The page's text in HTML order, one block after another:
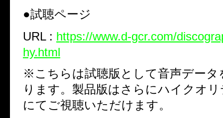
●試聴ページ
URL : https://www.d-gcr.com/
hy.html
※こちらは試聴版として音声データ
ります。製品版はさらにハイクオ
にてご視聴いただけます。